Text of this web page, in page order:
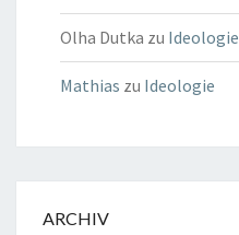
Olha Dutka zu Ideologie
Mathias zu Ideologie
ARCHIV